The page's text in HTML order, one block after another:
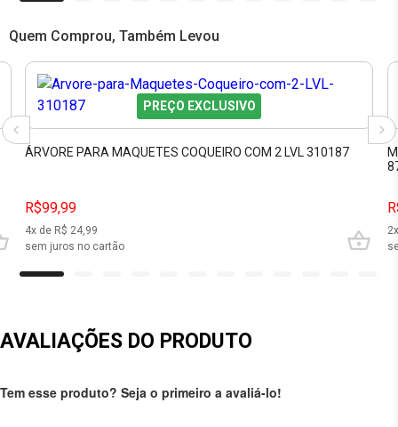
Quem Comprou, Também Levou
PREÇO EXCLUSIVO
ÁRVORE PARA MAQUETES COQUEIRO COM 2 LVL 310187
R$99,99
4x de R$ 24,99
sem juros no cartão
2
AVALIAÇÕES DO PRODUTO
Tem esse produto? Seja o primeiro a avaliá-lo!